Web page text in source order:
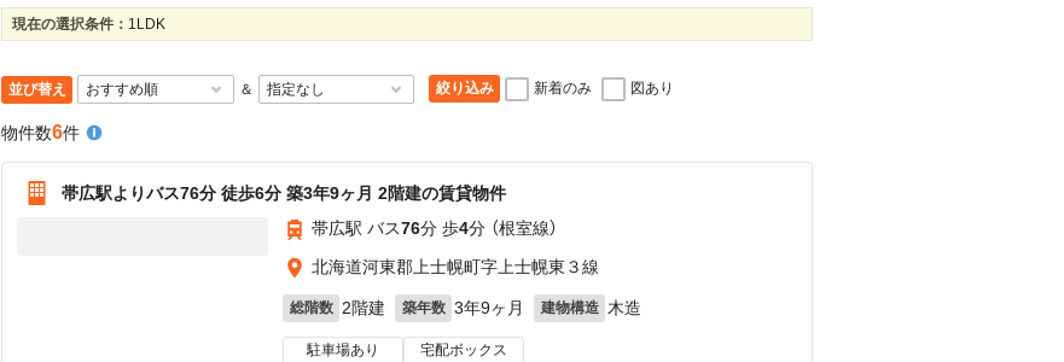
現在の選択条件： 1LDK
並び替え ＆ 絞り込み 新着のみ 図あり
物件数6件
帯広駅よりバス76分 徒歩6分 築3年9ヶ月 2階建の賃貸物件
帯広駅 バス76分 歩4分 （根室線）
北海道河東郡上士幌町字上士幌東３線
総階数 2階建 築年数 3年9ヶ月 建物構造 木造
駐車場あり 宅配ボックス